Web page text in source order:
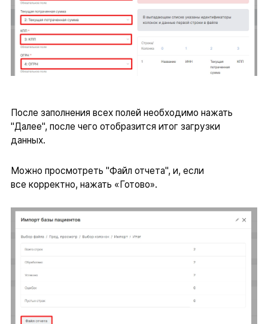
После заполнения всех полей необходимо нажать
"Далее", после чего отобразится итог загрузки
данных.
Можно просмотреть "Файл отчета", и, если
все корректно, нажать «Готово».